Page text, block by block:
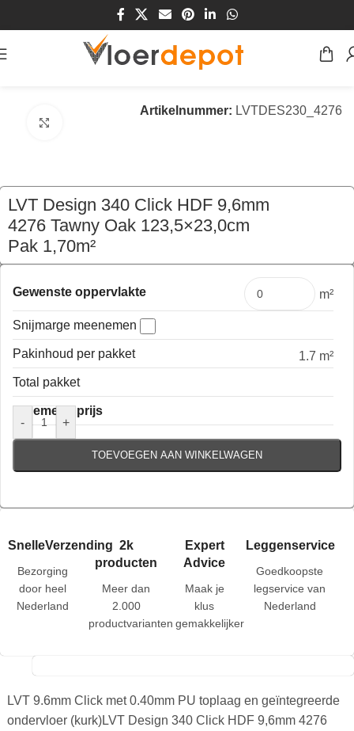
/Vloeren/Kurk/Klik Kurk
Artikelnummer: LVTDES230_4276
LVT Design 340 Click HDF 9,6mm
4276 Tawny Oak 123,5×23,0cm
Pak 1,70m²
€69,70 per pak
Gewenste oppervlakte m²
Snijmarge meenemen
Pakinhoud per pakket
1.7 m²
Total pakket
Algemene prijs
-
+
TOEVOEGEN AAN WINKELWAGEN
SnelleVerzending
Bezorging
door heel
Nederland
2k
producten
Meer dan
2.000
productvarianten
Expert
Advice
Maak je
klus
gemakkelijker
Leggenservice
Goedkoopste
legservice van
Nederland
LVT 9.6mm Click met 0.40mm PU toplaag en geïntegreerde
ondervloer (kurk)LVT Design 340 Click HDF 9,6mm 4276